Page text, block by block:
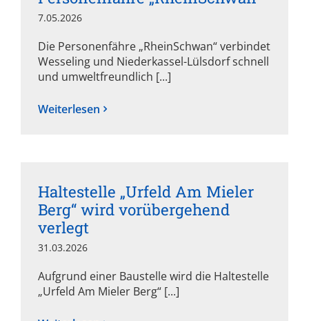
7.05.2026
Die Personenfähre „RheinSchwan“ verbindet
Wesseling und Niederkassel-Lülsdorf schnell
und umweltfreundlich [...]
Weiterlesen
Haltestelle „Urfeld Am Mieler
Berg“ wird vorübergehend
verlegt
31.03.2026
Aufgrund einer Baustelle wird die Haltestelle
„Urfeld Am Mieler Berg“ [...]